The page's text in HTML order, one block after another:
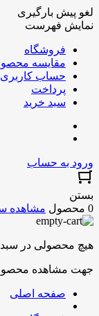
لغو پیش بارگیری
نمایش فهرست
فروشگاه
مقایسه
حساب کاربری
پرداخت
سبد خرید
ورود به حساب
بستن
0 محصول
مشاهده
هیچ محصولی در
جهت مشاهده
صفحه اصلی